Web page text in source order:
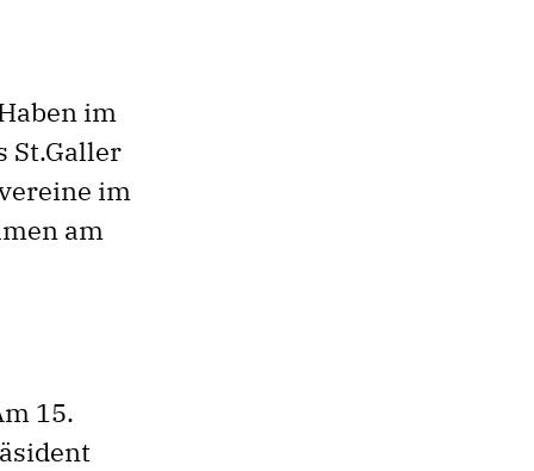
im
St.Galler
im
am
15.